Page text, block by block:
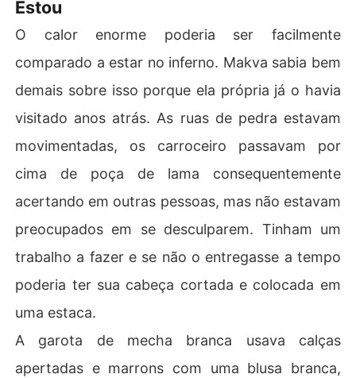
Estou
O calor enorme poderia ser facilmente
comparado a estar no inferno. Makva sabia bem
demais sobre isso porque ela própria já o havia
visitado anos atrás. As ruas de pedra estavam
movimentadas, os carroceiro passavam por
cima de poça de lama consequentemente
acertando em outras pessoas, mas não estavam
preocupados em se desculparem. Tinham um
trabalho a fazer e se não o entregasse a tempo
poderia ter sua cabeça cortada e colocada em
uma estaca.
A garota de mecha branca usava calças
apertadas e marrons com uma blusa branca,